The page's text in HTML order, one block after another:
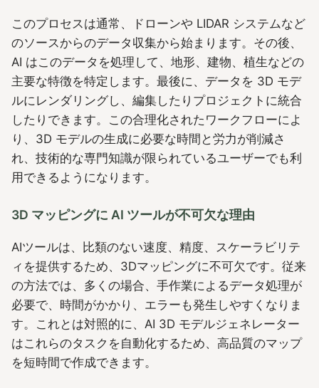
このプロセスは通常、ドローンや LIDAR システムなど
のソースからのデータ収集から始まります。その後、
AI はこのデータを処理して、地形、建物、植生などの
主要な特徴を特定します。最後に、データを 3D モデ
ルにレンダリングし、編集したりプロジェクトに統合
したりできます。この合理化されたワークフローによ
り、3D モデルの生成に必要な時間と労力が削減さ
れ、技術的な専門知識が限られているユーザーでも利
用できるようになります。
3D マッピングに AI ツールが不可欠な理由
AIツールは、比類のない速度、精度、スケーラビリテ
ィを提供するため、3Dマッピングに不可欠です。従来
の方法では、多くの場合、手作業によるデータ処理が
必要で、時間がかかり、エラーも発生しやすくなりま
す。これとは対照的に、AI 3D モデルジェネレーター
はこれらのタスクを自動化するため、高品質のマップ
を短時間で作成できます。